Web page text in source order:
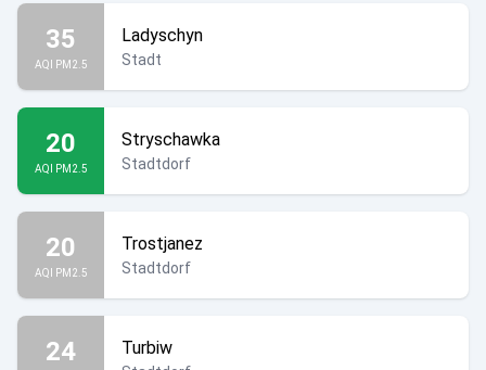
35
AQI PM2.5
Ladyschyn
Stadt
20
AQI PM2.5
Stryschawka
Stadtdorf
20
AQI PM2.5
Trostjanez
Stadtdorf
24 Turbiw